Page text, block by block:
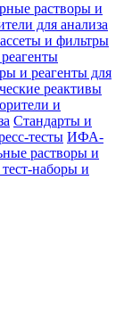
растворы и
для анализа
и фильтры
и реагенты для
реактивы
и
Стандарты и
тесты ИФА-
растворы и
наборы и